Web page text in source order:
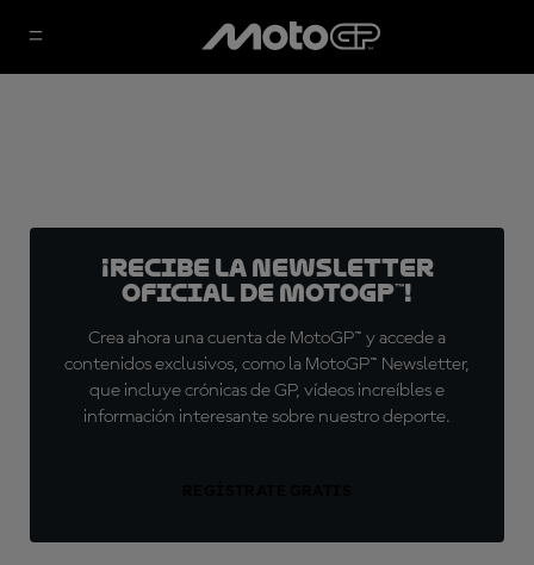
¡Recibe la Newsletter
oficial de MotoGP™!
Crea ahora una cuenta de MotoGP™ y accede a
contenidos exclusivos, como la MotoGP™ Newsletter,
que incluye crónicas de GP, vídeos increíbles e
información interesante sobre nuestro deporte.